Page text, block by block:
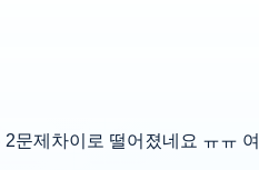
문제차이로 떨어졌네요 ㅠㅠ